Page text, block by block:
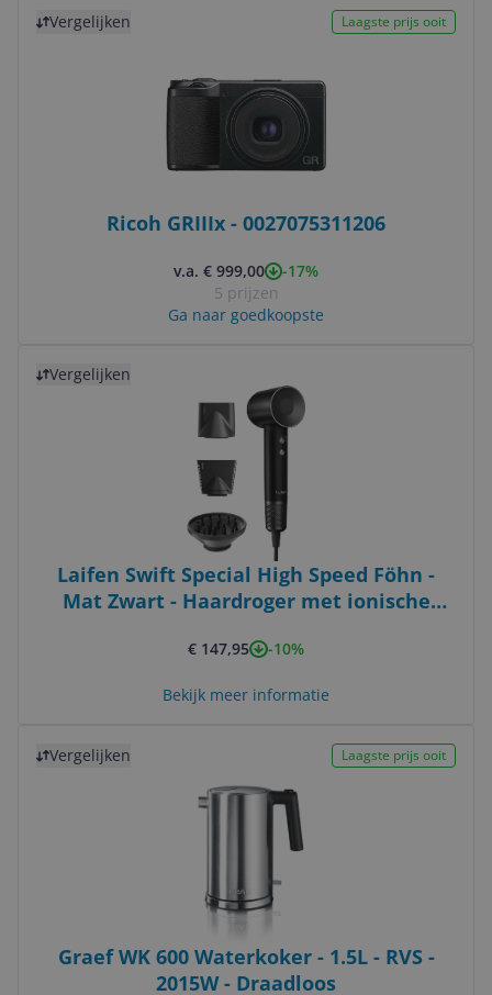
Vergelijken Laagste prijs ooit
Ricoh GRIIIx - 0027075311206
v.a. € 999,00
-17%
5 prijzen
Ga naar goedkoopste
Vergelijken
Laifen Swift Special High Speed Föhn -
Mat Zwart - Haardroger met ionische
€ 147,95 -10%
Bekijk meer informatie
Vergelijken Laagste prijs ooit
Graef WK 600 Waterkoker - 1.5L - RVS -
2015W - Draadloos